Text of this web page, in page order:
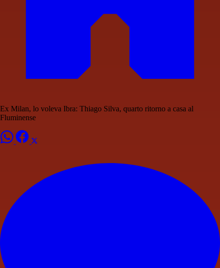
Ex Milan, lo voleva Ibra: Thiago Silva, quarto ritorno a casa al
Fluminense